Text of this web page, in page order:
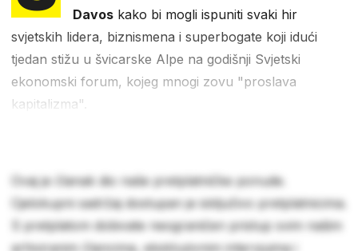
Davos kako bi mogli ispuniti svaki hir
svjetskih lidera, biznismena i superbogate koji idući
tjedan stižu u švicarske Alpe na godišnji Svjetski
ekonomski forum, kojeg mnogi zovu "proslava
kapitalizma".
Ovaj je članak dio naše pretplatničke ponude.
Cjelokupni sadržaj dostupan je isključivo pretplatnicima.
S pretplatom dobivate neograničen pristup svim našim
arhiviranim člancima, ekskluzivnim intervjuima i